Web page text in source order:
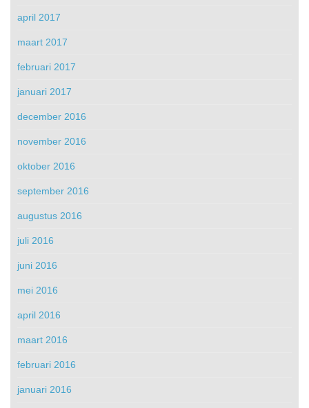
april 2017
maart 2017
februari 2017
januari 2017
december 2016
november 2016
oktober 2016
september 2016
augustus 2016
juli 2016
juni 2016
mei 2016
april 2016
maart 2016
februari 2016
januari 2016